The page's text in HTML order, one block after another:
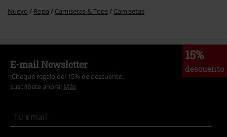
Nuevo Ropa Camisetas & Tops Camisetas
15%
descuento
E-mail Newsletter
¡Cheque regalo del 15% de descuento,
suscríbete ahora! Más